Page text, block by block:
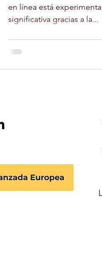
Y FITNESS
NUTRICIÓN INFANTIL
en línea está
significativa gracias a la...